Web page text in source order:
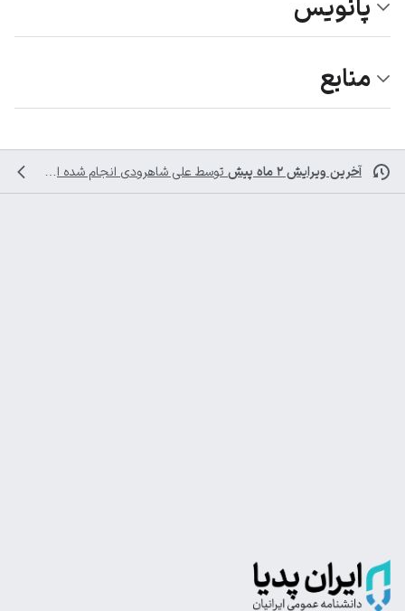
پانویس
منابع
آخرین ویرایش ۲ ماه پیش توسط علی شاهرودی انجام شده است